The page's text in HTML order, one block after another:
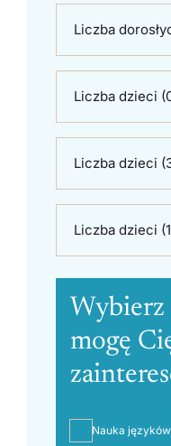
Liczba
Liczba dzieci
Liczba dzieci
Liczba dzieci
Wybierz
mogę
Nauka języków